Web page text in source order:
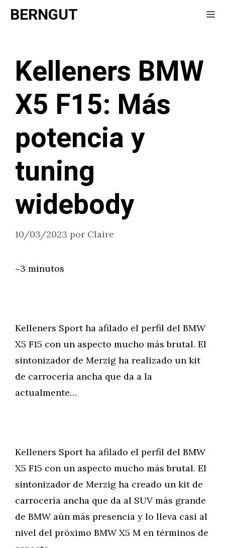
Saltar
BERNGUT
Kelleners BMW
X5 F15: Más
potencia y
tuning
widebody
10/03/2023 por Claire
~3 minutos
Kelleners Sport ha afilado el perfil del BMW
X5 F15 con un aspecto mucho más brutal. El
sintonizador de Merzig ha realizado un kit
de carrocería ancha que da a la
actualmente…
Kelleners Sport ha afilado el perfil del BMW
X5 F15 con un aspecto mucho más brutal. El
sintonizador de Merzig ha creado un kit de
carrocería ancha que da al SUV más grande
de BMW aún más presencia y lo lleva casi al
nivel del próximo BMW X5 M en términos de